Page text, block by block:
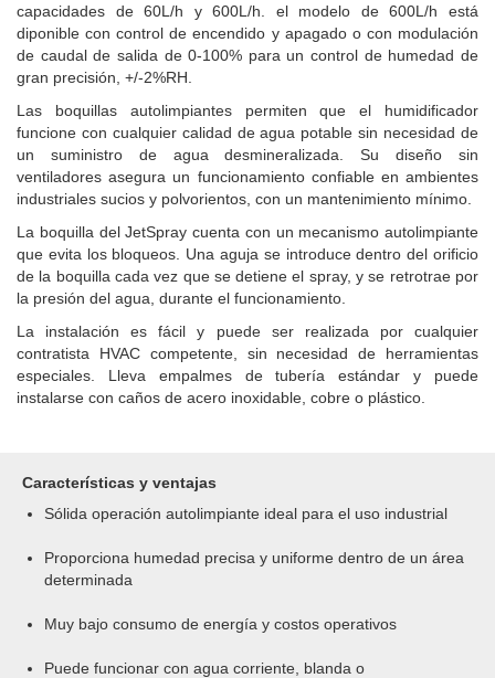
capacidades de 60L/h y 600L/h. el modelo de 600L/h está
diponible con control de encendido y apagado o con modulación
de caudal de salida de 0-100% para un control de humedad de
gran precisión, +/-2%RH.
Las boquillas autolimpiantes permiten que el humidificador
funcione con cualquier calidad de agua potable sin necesidad de
un suministro de agua desmineralizada. Su diseño sin
ventiladores asegura un funcionamiento confiable en ambientes
industriales sucios y polvorientos, con un mantenimiento mínimo.
La boquilla del JetSpray cuenta con un mecanismo autolimpiante
que evita los bloqueos. Una aguja se introduce dentro del orificio
de la boquilla cada vez que se detiene el spray, y se retrotrae por
la presión del agua, durante el funcionamiento.
La instalación es fácil y puede ser realizada por cualquier
contratista HVAC competente, sin necesidad de herramientas
especiales. Lleva empalmes de tubería estándar y puede
instalarse con caños de acero inoxidable, cobre o plástico.
Características y ventajas
Sólida operación autolimpiante ideal para el uso industrial
Proporciona humedad precisa y uniforme dentro de un área
determinada
Muy bajo consumo de energía y costos operativos
Puede funcionar con agua corriente, blanda o